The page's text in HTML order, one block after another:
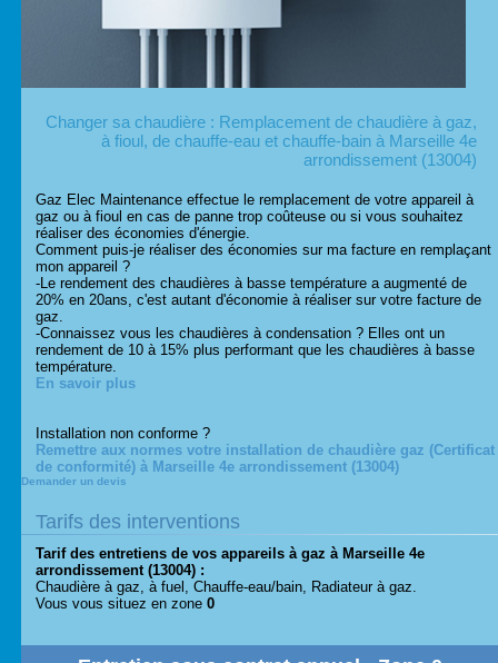
Changer sa chaudière : Remplacement de chaudière à gaz,
à fioul, de chauffe-eau et chauffe-bain à Marseille 4e
arrondissement (13004)
Gaz Elec Maintenance effectue le remplacement de votre appareil à
gaz ou à fioul en cas de panne trop coûteuse ou si vous souhaitez
réaliser des économies d'énergie.
Comment puis-je réaliser des économies sur ma facture en remplaçant
mon appareil ?
-Le rendement des chaudières à basse température a augmenté de
20% en 20ans, c'est autant d'économie à réaliser sur votre facture de
gaz.
-Connaissez vous les chaudières à condensation ? Elles ont un
rendement de 10 à 15% plus performant que les chaudières à basse
température.
En savoir plus
Installation non conforme ?
Remettre aux normes votre installation de chaudière gaz (Certificat
de conformité) à Marseille 4e arrondissement (13004)
Demander un devis
Tarifs des interventions
Tarif des entretiens de vos appareils à gaz à Marseille 4e
arrondissement (13004) :
Chaudière à gaz, à fuel, Chauffe-eau/bain, Radiateur à gaz.
Vous vous situez en zone 0